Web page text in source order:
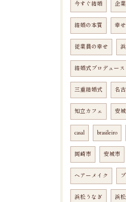
今すぐ結婚 企
結婚の本質 幸
従業員の幸せ
結婚式プロデュース
三重結婚式 名
知立カフェ 安
casal brasileiro
岡崎市 安城市
ヘアーメイク
浜松うなぎ 浜